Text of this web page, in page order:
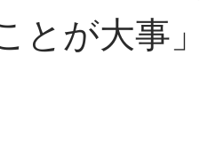
とが大事」